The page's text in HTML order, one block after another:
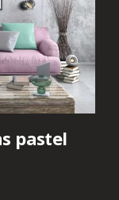
pastel